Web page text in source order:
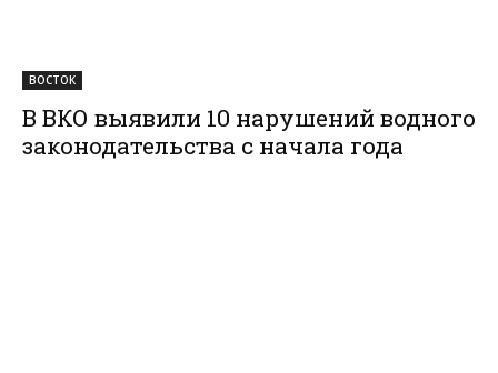
ВОСТОК
В ВКО выявили 10 нарушений водного
законодательства с начала года